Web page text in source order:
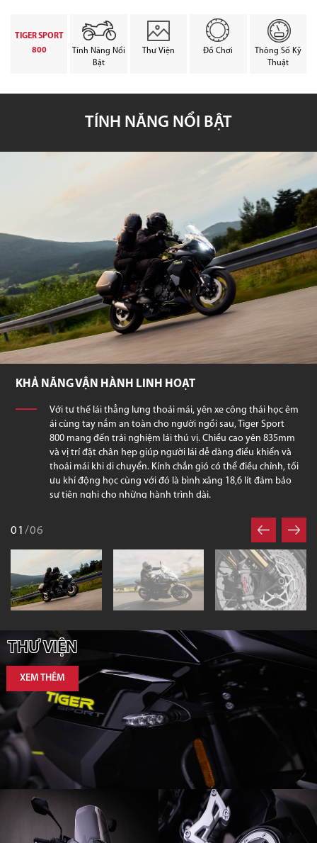
TIGER SPORT
800
Tính Năng Nổi
Bật
Thư Viện Đồ Chơi
Thông Số Kỹ
Thuật
TÍNH NĂNG NỔI BẬT
KHẢ NĂNG VẬN HÀNH LINH HOẠT
Với tư thế lái thẳng lưng thoải mái, yên xe công thái học êm
ái cùng tay nắm an toàn cho người ngồi sau, Tiger Sport
800 mang đến trải nghiệm lái thú vị. Chiều cao yên 835mm
và vị trí đặt chân hẹp giúp người lái dễ dàng điều khiển và
thoải mái khi di chuyển. Kính chắn gió có thể điều chỉnh, tối
ưu khí động học cùng với đó là bình xăng 18,6 lít đảm bảo
sự tiện nghi cho những hành trình dài.
01 /06
THƯ VIỆN
XEM THÊM